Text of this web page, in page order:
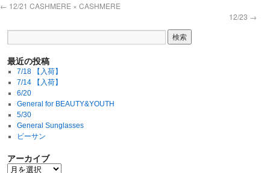
← 12/21 CASHMERE × CASHMERE
12/23 →
最近の投稿
7/18 【入荷】
7/14 【入荷】
6/20
General for BEAUTY&YOUTH
5/30
General Sunglasses
ビーサン
アーカイブ